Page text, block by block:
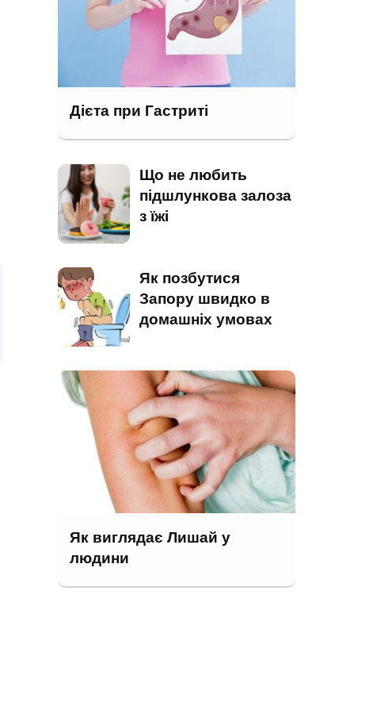
Дієта при Гастриті
Що не любить
підшлункова залоза
з їжі
Як позбутися
Запору швидко в
домашніх умовах
Як виглядає Лишай у
людини